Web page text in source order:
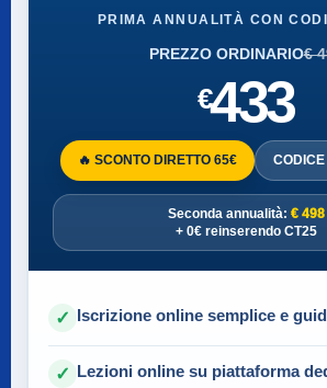
PRIMA ANNUALITÀ CON
PREZZO ORDINARIO€
€433
🔥 SCONTO DIRETTO 65€
Seconda annualità: € 498
+ 0€ reinserendo CT25
✓ Iscrizione online semplice e
✓ Lezioni online su piattaforma